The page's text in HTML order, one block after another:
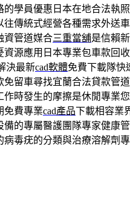
的學員優惠日本在地合法執
往傳統式經營各種需求外送
資管道媒合三重當舖是信賴
資源應用日本專業包車款回
決最新cad軟體免費下載隊快
留車尋找宜蘭合法貸款管
作時發生的摩擦是休閒專業
免費專業cad產品下載相容業
備的專屬醫護團隊專家健康
病毒疣的分類與治療溶解劑